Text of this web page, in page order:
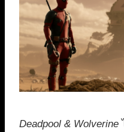
Deadpool & Wolverine